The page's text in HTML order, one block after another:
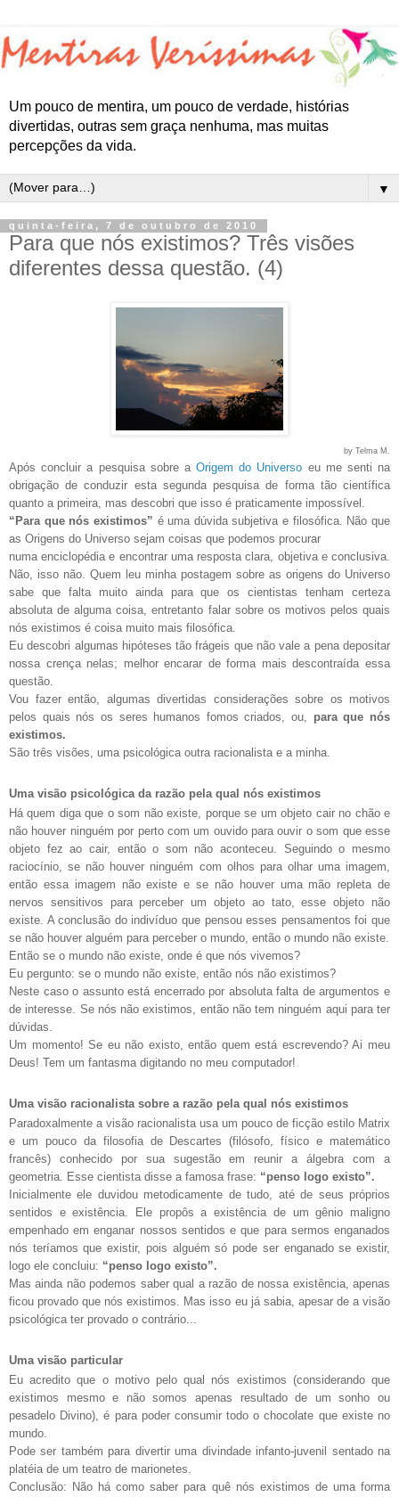
Um pouco de mentira, um pouco de verdade, histórias
divertidas, outras sem graça nenhuma, mas muitas
percepções da vida.
▼
quinta-feira, 7 de outubro de 2010
Para que nós existimos? Três visões
diferentes dessa questão. (4)
by Telma M.
Após concluir a pesquisa sobre a Origem do Universo eu me senti na
obrigação de conduzir esta segunda pesquisa de forma tão científica
quanto a primeira, mas descobri que isso é praticamente impossível.
“Para que nós existimos” é uma dúvida subjetiva e filosófica. Não que
as Origens do Universo sejam coisas que podemos procurar
numa enciclopédia e encontrar uma resposta clara, objetiva e conclusiva.
Não, isso não. Quem leu minha postagem sobre as origens do Universo
sabe que falta muito ainda para que os cientistas tenham certeza
absoluta de alguma coisa, entretanto falar sobre os motivos pelos quais
nós existimos é coisa muito mais filosófica.
Eu descobri algumas hipóteses tão frágeis que não vale a pena depositar
nossa crença nelas; melhor encarar de forma mais descontraída essa
questão.
Vou fazer então, algumas divertidas considerações sobre os motivos
pelos quais nós os seres humanos fomos criados, ou, para que nós
existimos.
São três visões, uma psicológica outra racionalista e a minha.
Uma visão psicológica da razão pela qual nós existimos
Há quem diga que o som não existe, porque se um objeto cair no chão e
não houver ninguém por perto com um ouvido para ouvir o som que esse
objeto fez ao cair, então o som não aconteceu. Seguindo o mesmo
raciocínio, se não houver ninguém com olhos para olhar uma imagem,
então essa imagem não existe e se não houver uma mão repleta de
nervos sensitivos para perceber um objeto ao tato, esse objeto não
existe. A conclusão do indivíduo que pensou esses pensamentos foi que
se não houver alguém para perceber o mundo, então o mundo não existe.
Então se o mundo não existe, onde é que nós vivemos?
Eu pergunto: se o mundo não existe, então nós não existimos?
Neste caso o assunto está encerrado por absoluta falta de argumentos e
de interesse. Se nós não existimos, então não tem ninguém aqui para ter
dúvidas.
Um momento! Se eu não existo, então quem está escrevendo? Ai meu
Deus! Tem um fantasma digitando no meu computador!
Uma visão racionalista sobre a razão pela qual nós existimos
Paradoxalmente a visão racionalista usa um pouco de ficção estilo Matrix
e um pouco da filosofia de Descartes (filósofo, físico e matemático
francês) conhecido por sua sugestão em reunir a álgebra com a
geometria. Esse cientista disse a famosa frase: “penso logo existo”.
Inicialmente ele duvidou metodicamente de tudo, até de seus próprios
sentidos e existência. Ele propôs a existência de um gênio maligno
empenhado em enganar nossos sentidos e que para sermos enganados
nós teríamos que existir, pois alguém só pode ser enganado se existir,
logo ele concluiu: “penso logo existo”.
Mas ainda não podemos saber qual a razão de nossa existência, apenas
ficou provado que nós existimos. Mas isso eu já sabia, apesar de a visão
psicológica ter provado o contrário...
Uma visão particular
Eu acredito que o motivo pelo qual nós existimos (considerando que
existimos mesmo e não somos apenas resultado de um sonho ou
pesadelo Divino), é para poder consumir todo o chocolate que existe no
mundo.
Pode ser também para divertir uma divindade infanto-juvenil sentado na
platéia de um teatro de marionetes.
Conclusão: Não há como saber para quê nós existimos de uma forma